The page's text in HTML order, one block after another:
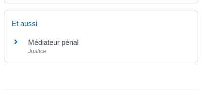
Et aussi
Médiateur pénal
Justice